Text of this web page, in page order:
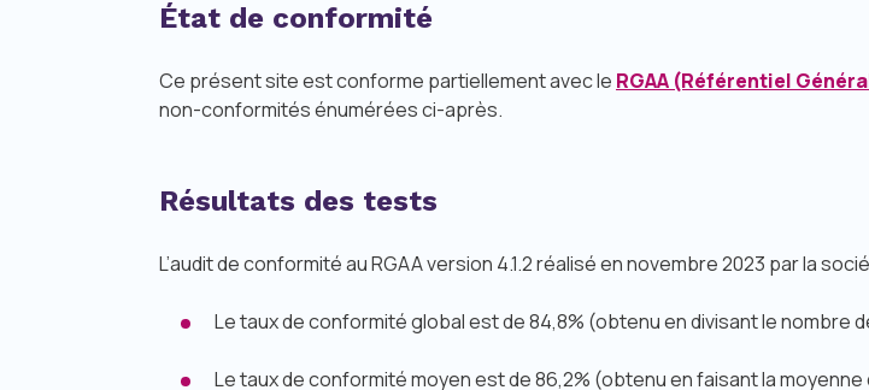
État de conformité
Ce présent site est conforme partiellement avec le RGAA (Référentiel
non-conformités énumérées ci-après.
Résultats des tests
L’audit de conformité au RGAA version 4.1.2 réalisé en novembre 2023 par la
Le taux de conformité global est de 84,8% (obtenu en divisant le
Le taux de conformité moyen est de 86,2% (obtenu en faisant la